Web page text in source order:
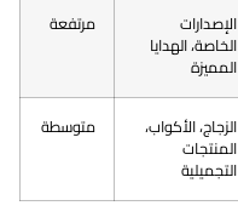
الإصدارات
الخاصة، الهدايا
المميزة
مرتفعة
الزجاج، الأكواب،
المنتجات
التجميلية
متوسطة